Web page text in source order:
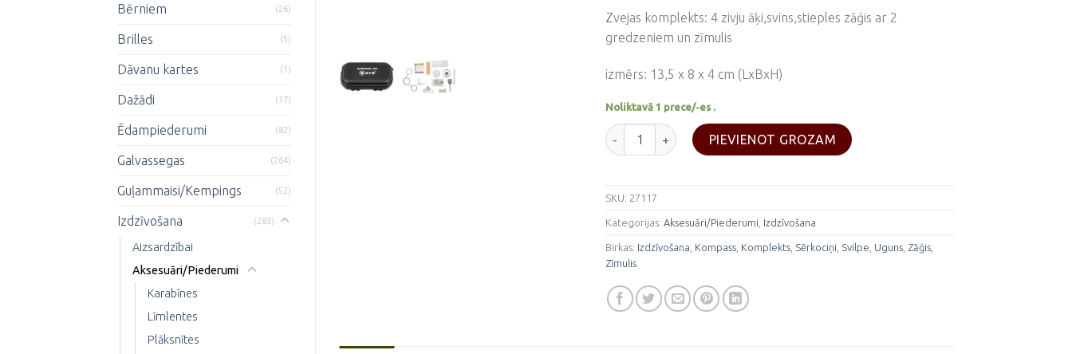
Bērniem (26)
Brilles (5)
Dāvanu kartes (1)
Dažādi (17)
Ēdampiederumi (82)
Galvassegas (264)
Guļammaisi/Kempings (52)
Izdzīvošana (283)
Aizsardzībai
Aksesuāri/Piederumi
Karabīnes
Līmlentes
Plāksnītes
Zvejas komplekts: 4 zivju āķi,svins,stieples zāģis ar 2
gredzeniem un zīmulis
izmērs: 13,5 x 8 x 4 cm (LxBxH)
Noliktavā 1 prece/-es .
Mazais izdzīvošanas komplekts daudzums
PIEVIENOT GROZAM
SKU: 27117
Kategorijas:Aksesuāri/Piederumi Izdzīvošana
Birkas: Izdzīvošana Kompass Komplekts Sērkociņi Svilpe Uguns Zāģis
Zīmulis